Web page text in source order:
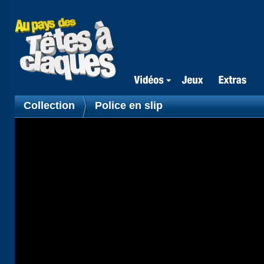
Collection Police en slip